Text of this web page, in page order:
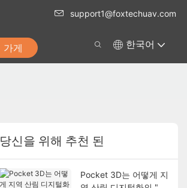
support1@foxtechuav.com
가게 한국어
당신을 위해 추천 된
Pocket 3D는 어떻게 지